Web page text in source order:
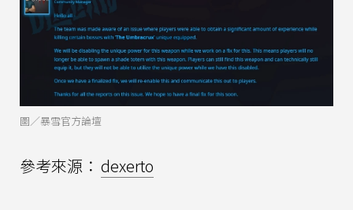
圖／暴雪官方論壇
參考來源： dexerto